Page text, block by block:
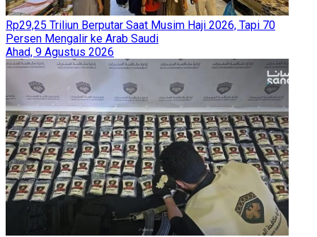
Rp29,25 Triliun Berputar Saat Musim Haji 2026, Tapi 70
Persen Mengalir ke Arab Saudi
Ahad, 9 Agustus 2026